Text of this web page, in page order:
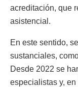
acreditación, que
asistencial.
En este sentido,
sustanciales,
Desde 2022 se
especialistas y,